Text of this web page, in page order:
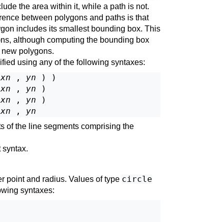
the area within it, while a path is not.
between polygons and paths is that
includes its smallest bounding box. This
although computing the bounding box
polygons.
using any of the following syntaxes:
xn , yn ) )
xn , yn )
xn , yn )
xn , yn
of the line segments comprising the
syntax.
point and radius. Values of type circle
syntaxes: